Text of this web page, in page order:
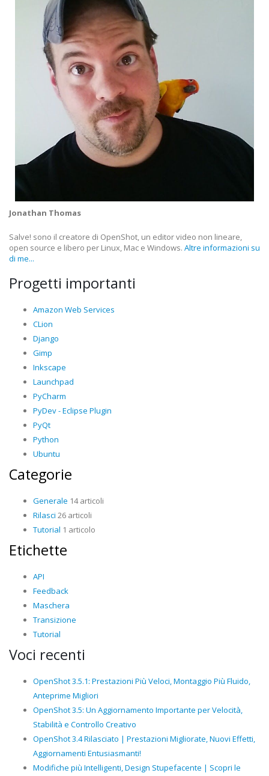
Jonathan Thomas
Salve! sono il creatore di OpenShot, un editor video non lineare,
open source e libero per Linux, Mac e Windows. Altre informazioni su
di me...
Progetti importanti
Amazon Web Services
CLion
Django
Gimp
Inkscape
Launchpad
PyCharm
PyDev - Eclipse Plugin
PyQt
Python
Ubuntu
Categorie
Generale 14 articoli
Rilasci 26 articoli
Tutorial 1 articolo
Etichette
API
Feedback
Maschera
Transizione
Tutorial
Voci recenti
OpenShot 3.5.1: Prestazioni Più Veloci, Montaggio Più Fluido,
Anteprime Migliori
OpenShot 3.5: Un Aggiornamento Importante per Velocità,
Stabilità e Controllo Creativo
OpenShot 3.4 Rilasciato | Prestazioni Migliorate, Nuovi Effetti,
Aggiornamenti Entusiasmanti!
Modifiche più Intelligenti, Design Stupefacente | Scopri le